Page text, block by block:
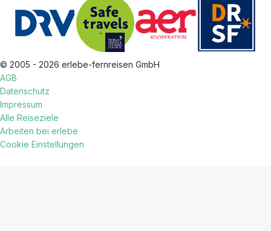
© 2005 - 2026 erlebe-fernreisen GmbH
AGB
Datenschutz
Impressum
Alle Reiseziele
Arbeiten bei erlebe
Cookie Einstellungen